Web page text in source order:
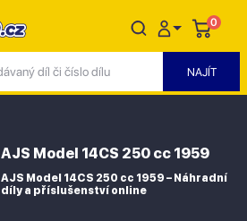
0
AJS Model 14CS 250 cc 1959
AJS Model 14CS 250 cc 1959 – Náhradní
díly a příslušenství online